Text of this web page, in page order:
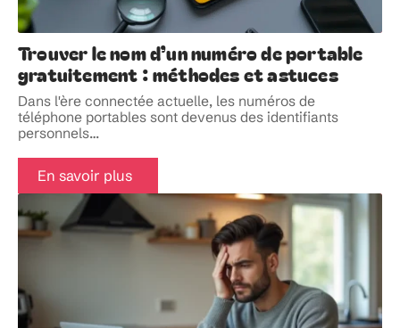
Trouver le nom d’un numéro de portable
gratuitement : méthodes et astuces
Dans l'ère connectée actuelle, les numéros de
téléphone portables sont devenus des identifiants
personnels…
En savoir plus